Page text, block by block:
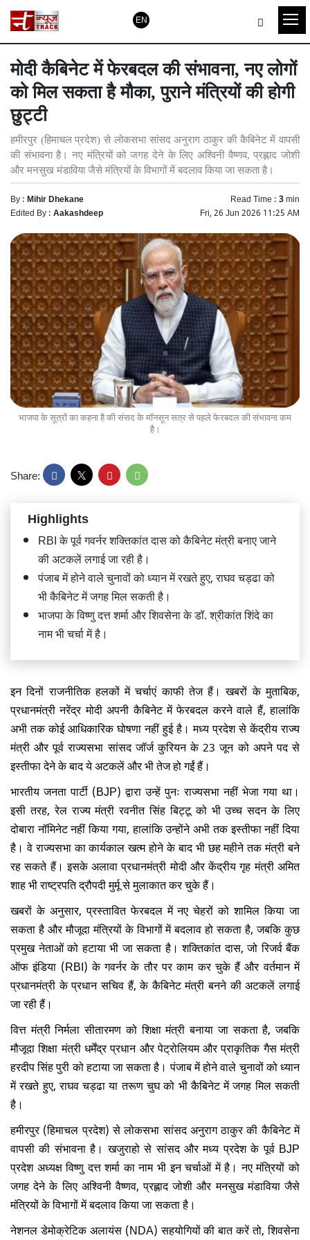
EN
मोदी कैबिनेट में फेरबदल की संभावना, नए लोगों
को मिल सकता है मौका, पुराने मंत्रियों की होगी
छुट्टी
हमीरपुर (हिमाचल प्रदेश) से लोकसभा सांसद अनुराग ठाकुर की कैबिनेट में वापसी
की संभावना है। नए मंत्रियों को जगह देने के लिए अश्विनी वैष्णव, प्रह्लाद जोशी
और मनसुख मंडाविया जैसे मंत्रियों के विभागों में बदलाव किया जा सकता है।
By :Mihir Dhekane Read Time :3min
Edited By :Aakashdeep Fri, 26 Jun 2026 11:25 AM
भाजपा के सूत्रों का कहना है की संसद के मॉनसून सत्र से पहले फेरबदल की संभावना कम
है।
Share:
Highlights
RBI के पूर्व गवर्नर शक्तिकांत दास को कैबिनेट मंत्री बनाए जाने
की अटकलें लगाई जा रही है।
पंजाब में होने वाले चुनावों को ध्यान में रखते हुए, राघव चड्ढा को
भी कैबिनेट में जगह मिल सकती है।
भाजपा के विष्णु दत्त शर्मा और शिवसेना के डॉ. श्रीकांत शिंदे का
नाम भी चर्चा में है।
इन दिनों राजनीतिक हलकों में चर्चाएं काफी तेज हैं। खबरों के मुताबिक,
प्रधानमंत्री नरेंद्र मोदी अपनी कैबिनेट में फेरबदल करने वाले हैं, हालांकि
अभी तक कोई आधिकारिक घोषणा नहीं हुई है। मध्य प्रदेश से केंद्रीय राज्य
मंत्री और पूर्व राज्यसभा सांसद जॉर्ज कुरियन के 23 जून को अपने पद से
इस्तीफा देने के बाद ये अटकलें और भी तेज हो गईं हैं।
भारतीय जनता पार्टी (BJP) द्वारा उन्हें पुनः राज्यसभा नहीं भेजा गया था।
इसी तरह, रेल राज्य मंत्री रवनीत सिंह बिट्टू को भी उच्च सदन के लिए
दोबारा नॉमिनेट नहीं किया गया, हालांकि उन्होंने अभी तक इस्तीफा नहीं दिया
है। वे राज्यसभा का कार्यकाल खत्म होने के बाद भी छह महीने तक मंत्री बने
रह सकते हैं। इसके अलावा प्रधानमंत्री मोदी और केंद्रीय गृह मंत्री अमित
शाह भी राष्ट्रपति द्रौपदी मुर्मू से मुलाकात कर चुके हैं।
खबरों के अनुसार, प्रस्तावित फेरबदल में नए चेहरों को शामिल किया जा
सकता है और मौजूदा मंत्रियों के विभागों में बदलाव हो सकता है, जबकि कुछ
प्रमुख नेताओं को हटाया भी जा सकता है। शक्तिकांत दास, जो रिजर्व बैंक
ऑफ इंडिया (RBI) के गवर्नर के तौर पर काम कर चुके हैं और वर्तमान में
प्रधानमंत्री के प्रधान सचिव हैं, के कैबिनेट मंत्री बनने की अटकलें लगाई
जा रही हैं।
वित्त मंत्री निर्मला सीतारमण को शिक्षा मंत्री बनाया जा सकता है, जबकि
मौजूदा शिक्षा मंत्री धर्मेंद्र प्रधान और पेट्रोलियम और प्राकृतिक गैस मंत्री
हरदीप सिंह पुरी को हटाया जा सकता है। पंजाब में होने वाले चुनावों को ध्यान
में रखते हुए, राघव चड्ढा या तरूण चुघ को भी कैबिनेट में जगह मिल सकती
है।
हमीरपुर (हिमाचल प्रदेश) से लोकसभा सांसद अनुराग ठाकुर की कैबिनेट में
वापसी की संभावना है। खजुराहो से सांसद और मध्य प्रदेश के पूर्व BJP
प्रदेश अध्यक्ष विष्णु दत्त शर्मा का नाम भी इन चर्चाओं में है। नए मंत्रियों को
जगह देने के लिए अश्विनी वैष्णव, प्रह्लाद जोशी और मनसुख मंडाविया जैसे
मंत्रियों के विभागों में बदलाव किया जा सकता है।
नेशनल डेमोक्रेटिक अलायंस (NDA) सहयोगियों की बात करें तो, शिवसेना